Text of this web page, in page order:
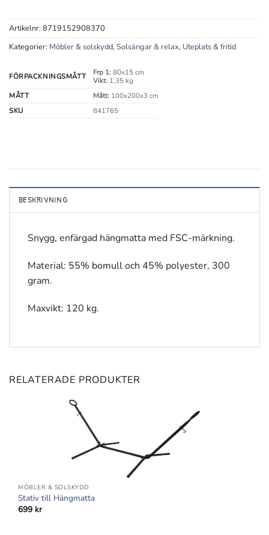
Artikelnr: 8719152908370
Kategorier: Möbler & solskydd,Solsängar & relax, Uteplats & fritid
FÖRPACKNINGSMÅTT Frp 1:80x15 cm
Vikt:1,35 kg
MÅTT
Mått:100x200x3 cm
SKU
841765
BESKRIVNING
Snygg, enfärgad hängmatta med FSC-märkning.
Material: 55% bomull och 45% polyester, 300
gram.
Maxvikt: 120 kg.
RELATERADE PRODUKTER
MÖBLER & SOLSKYDD
Stativ till Hängmatta
699 kr